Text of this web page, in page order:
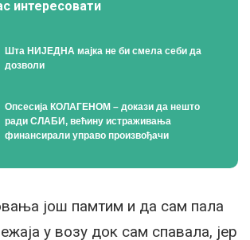
интересовати
Шта НИЈЕДНА мајка не би смела себи да
дозволи
Опсесија КОЛАГЕНОМ – докази да нешто
ради СЛАБИ, већину истраживања
финансирали управо произвођачи
још памтим и да сам пала
у возу док сам спавала, јер